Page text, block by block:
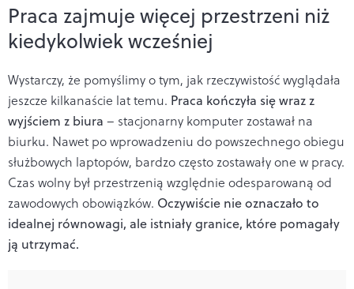
Praca zajmuje więcej przestrzeni niż
kiedykolwiek wcześniej
Wystarczy, że pomyślimy o tym, jak rzeczywistość wyglądała
jeszcze kilkanaście lat temu. Praca kończyła się wraz z
wyjściem z biura – stacjonarny komputer zostawał na
biurku. Nawet po wprowadzeniu do powszechnego obiegu
służbowych laptopów, bardzo często zostawały one w pracy.
Czas wolny był przestrzenią względnie odesparowaną od
zawodowych obowiązków. Oczywiście nie oznaczało to
idealnej równowagi, ale istniały granice, które pomagały
ją utrzymać.